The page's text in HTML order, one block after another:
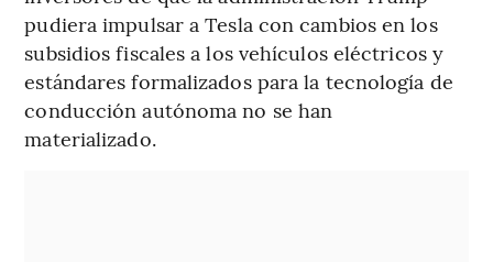
pudiera impulsar a Tesla con cambios en los
subsidios fiscales a los vehículos eléctricos y
estándares formalizados para la tecnología de
conducción autónoma no se han
materializado.